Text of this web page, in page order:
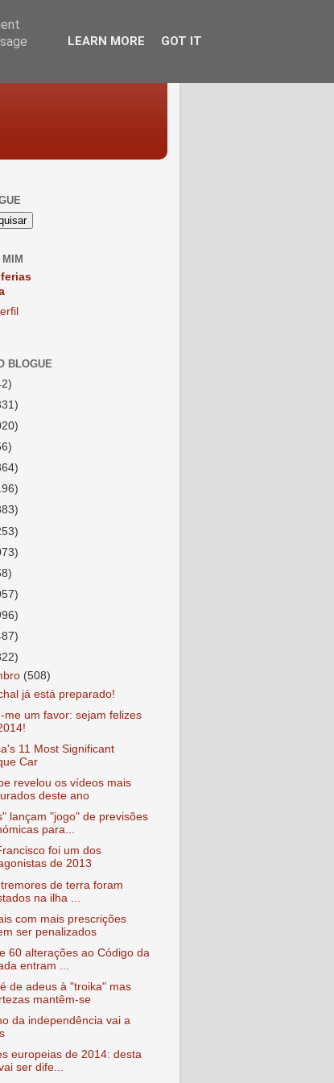
BLOGUE
(508)
já está preparado!
me um favor: sejam felizes
11 Most Significant
Car
revelou os vídeos mais
deste ano
lançam "jogo" de previsões
para...
foi um dos
de 2013
de terra foram
na ilha ...
com mais prescrições
ser penalizados
60 alterações ao Código da
entram ...
de adeus à "troika" mas
mantêm-se
da independência vai a
europeias de 2014: desta
ser dife...
LEARN MORE GOT IT